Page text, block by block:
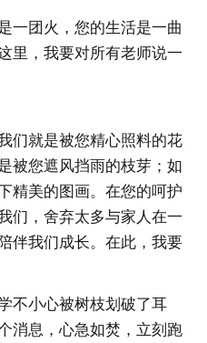
一团火，您的生活是一曲
里，我要对所有老师说一
们就是被您精心照料的花
被您遮风挡雨的枝芽；如
精美的图画。在您的呵护
们，舍弃太多与家人在一
伴我们成长。在此，我要
不小心被树枝划破了耳
消息，心急如焚，立刻跑